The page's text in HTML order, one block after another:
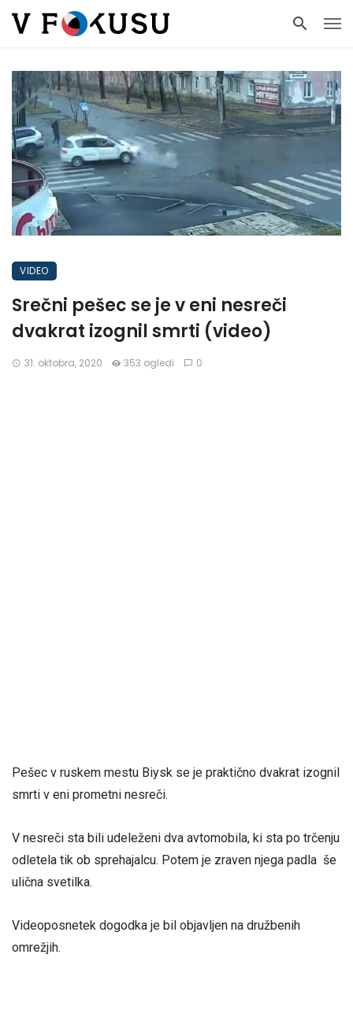
VIDEO
Srečni pešec se je v eni nesreči
dvakrat izognil smrti (video)
31. oktobra, 2020 353 ogledi 0
Pešec v ruskem mestu Biysk se je praktično dvakrat izognil
smrti v eni prometni nesreči.
V nesreči sta bili udeleženi dva avtomobila, ki sta po trčenju
odletela tik ob sprehajalcu. Potem je zraven njega padla še
ulična svetilka.
Videoposnetek dogodka je bil objavljen na družbenih
omrežjih.